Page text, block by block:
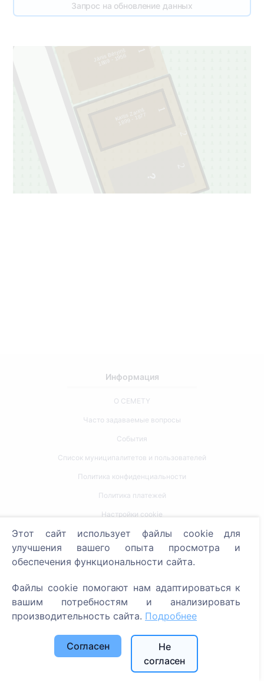
Запрос на обновление данных
1
1
1
Jānis Bērziņš
1889 - 1956
Karlis Zariņš
1899 - 1977
Информация
О CEMETY
Часто задаваемые вопросы
События
Список муниципалитетов и пользователей
Политика конфиденциальности
Политика платежей
Настройки cookie
Поиск
Поиск усопших
Услуги
Контакты
SIA "CEMETY", LV40103618951
Этот сайт использует файлы cookie для
улучшения вашего опыта просмотра и
обеспечения функциональности сайта.
Файлы cookie помогают нам адаптироваться к
вашим потребностям и анализировать
производительность сайта. Подробнее
Согласен
Не
согласен